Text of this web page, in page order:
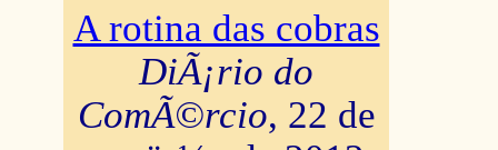
A rotina das cobras
DiÃ¡rio do
ComÃ©rcio, 22 de